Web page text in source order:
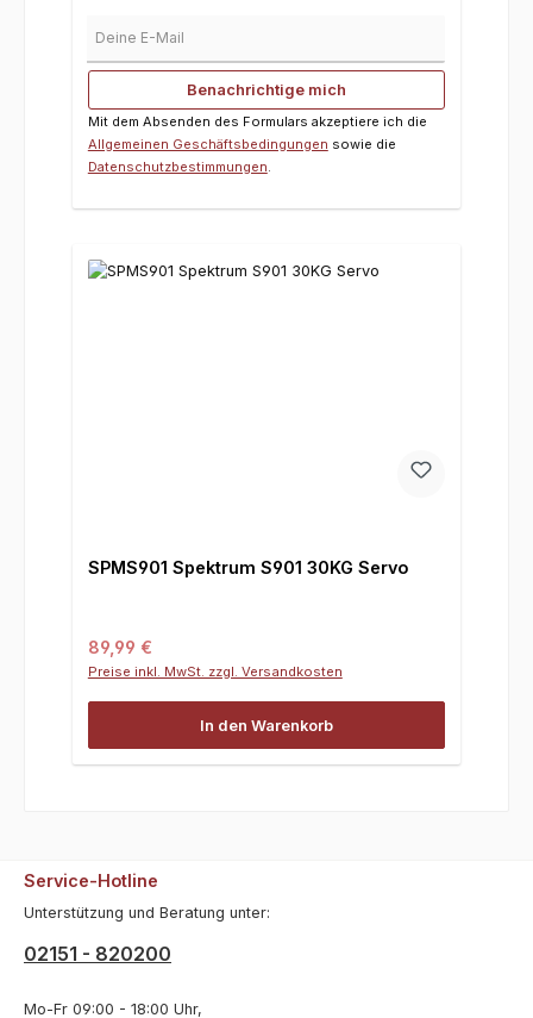
Benachrichtige mich
Mit dem Absenden des Formulars akzeptiere ich die
Allgemeinen Geschäftsbedingungen sowie die
Datenschutzbestimmungen.
SPMS901 Spektrum S901 30KG Servo
Regulärer Preis:
89,99 €
Preise inkl. MwSt. zzgl. Versandkosten
In den Warenkorb
Service-Hotline
Unterstützung und Beratung unter:
02151 - 820200
Mo-Fr 09:00 - 18:00 Uhr,